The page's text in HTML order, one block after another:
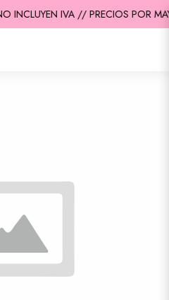
IVA // PRECIOS POR